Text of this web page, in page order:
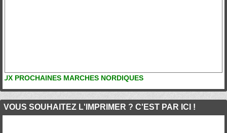
MARCHES NORDIQUES
VOUS SOUHAITEZ L'IMPRIMER ? C'EST PAR ICI !